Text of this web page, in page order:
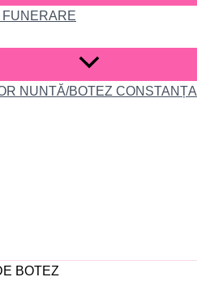
NUNTĂ/BOTEZ CONSTANȚA
BOTEZ